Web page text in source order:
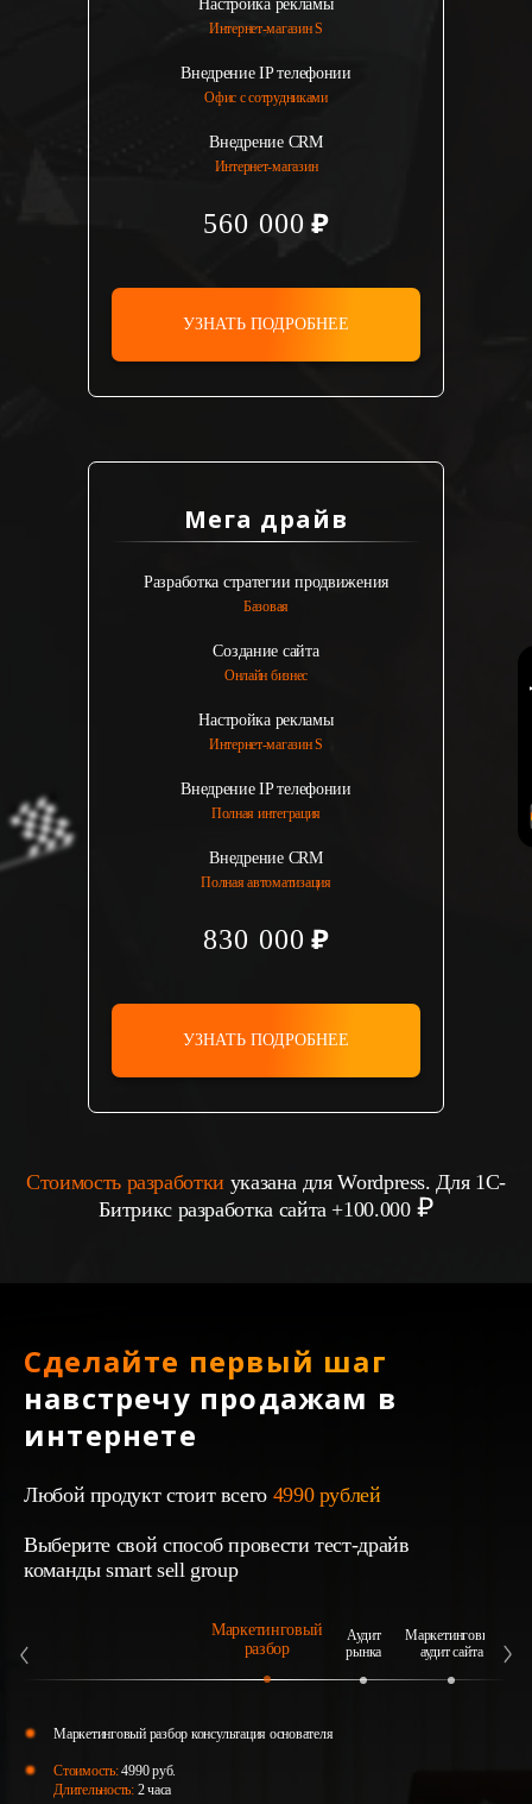
Настройка рекламы
Интернет-магазин S
Внедрение IP телефонии
Офис с сотрудниками
Внедрение CRM
Интернет-магазин
560 000
УЗНАТЬ ПОДРОБНЕЕ
Мега драйв
Разработка стратегии продвижения
Базовая
Создание сайта
Онлайн бизнес
Настройка рекламы
Интернет-магазин S
Внедрение IP телефонии
Полная интеграция
Внедрение CRM
Полная автоматизация
830 000
УЗНАТЬ ПОДРОБНЕЕ
Стоимость разработки указана для Wordpress. Для 1С-
Битрикс разработка сайта +100.000
Сделайте первый шаг
навстречу продажам в
интернете
Любой продукт стоит всего 4990 рублей
Выберите свой способ провести тест-драйв
команды smart sell group
Маркетинговый
разбор
Аудит
рынка
Маркетинговый
аудит сайта
Маркетинговый разбор консультация основателя
Стоимость:4990 руб.
Длительность:2 часа